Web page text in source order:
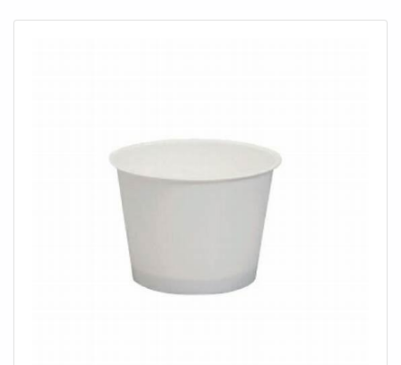
os clientes.QUALIDADES E PONTOS FORTES DA
satisfação a todos os clientes, a empresa entende que
seu melhor destaque é conquistar a confiança de cada
um. Tudo isso só é possível através do investimento em
equipamentos modernos e profissionais experientes.A
IGP Indústria de Garrafas PET é uma empresa que tem
despontado no mercado por toda seriedade e qualidade,
o que fecha o ciclo de entrega com excelência para cada